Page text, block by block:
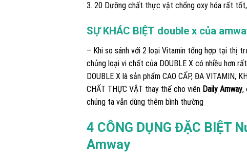
3. 20 Dưỡng chất thực vật chống oxy hóa rất
SỰ KHÁC BIỆT double x của
– Khi so sánh với 2 loại Vitamin tổng hợp tại thị
chủng loại vi chất của DOUBLE X có nhiều hơn
DOUBLE X là sản phẩm CAO CẤP, ĐA VITAMIN,
CHẤT THỰC VẬT thay thế cho viên Daily Amway,
chúng ta vẫn dùng thêm bình thường
4 CÔNG DỤNG ĐẶC BIỆT
Amway